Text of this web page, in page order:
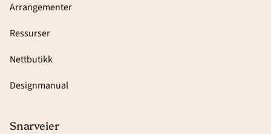
Arrangementer
Ressurser
Nettbutikk
Designmanual
Snarveier